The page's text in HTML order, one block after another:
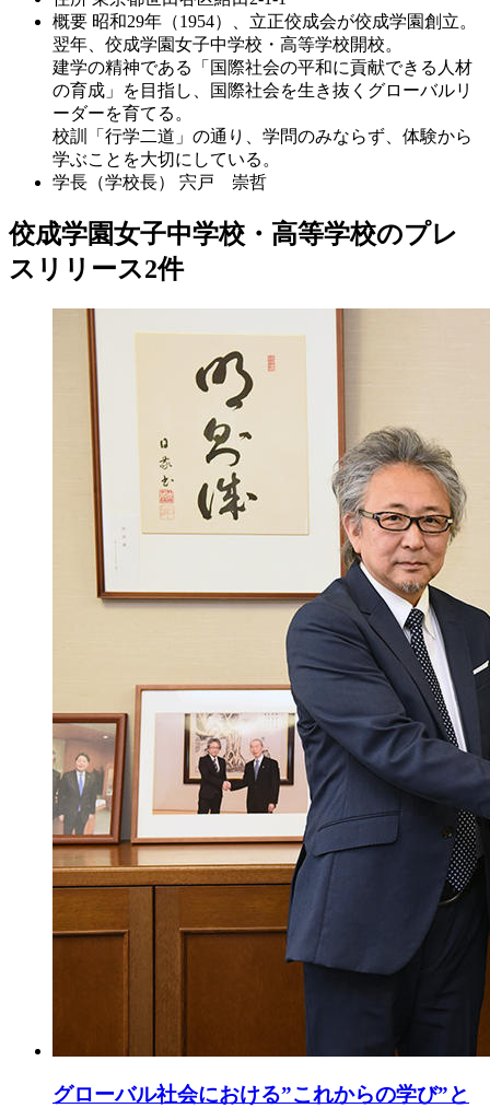
概要 昭和29年（1954）、立正佼成会が佼成学園創立。
翌年、佼成学園女子中学校・高等学校開校。
建学の精神である「国際社会の平和に貢献できる人材
の育成」を目指し、国際社会を生き抜くグローバルリ
ーダーを育てる。
校訓「行学二道」の通り、学問のみならず、体験から
学ぶことを大切にしている。
学長（学校長）
宍戸 崇哲
佼成学園女子中学校・高等学校のプレ
スリリース2件
グローバル社会における”これからの学び”と